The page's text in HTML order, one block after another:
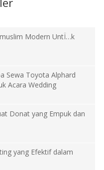
Modern UntÏ…k
Sewa Toyota Alphard
Acara Wedding
Donat yang Empuk dan
yang Efektif dalam